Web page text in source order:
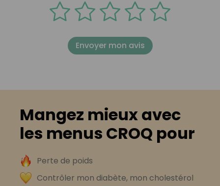
Envoyer mon avis
Mangez mieux avec
les menus CROQ pour
Perte de poids
Contrôler mon diabète, mon cholestérol